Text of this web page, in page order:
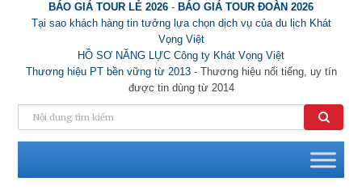
BÁO GIÁ TOUR LẺ 2026 - BÁO GIÁ TOUR ĐOÀN 2026
Tại sao khách hàng tin tưởng lựa chọn dịch vụ của du lịch Khát
Vọng Việt
HỒ SƠ NĂNG LỰC Công ty Khát Vọng Việt
Thương hiệu PT bền vững từ 2013- Thương hiệu nổi tiếng, uy tín
được tin dùng từ 2014